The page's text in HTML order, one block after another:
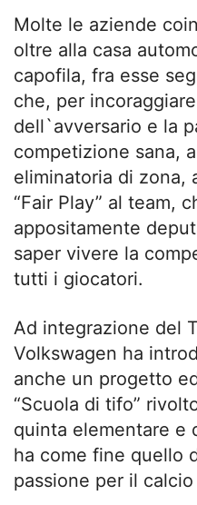
Molte le aziende
oltre alla casa
capofila, fra esse
che, per
dell`avversario e la
competizione sana,
eliminatoria di zona,
“Fair Play” al team,
appositamente
saper vivere la
tutti i giocatori.
Ad integrazione del
Volkswagen ha
anche un progetto
“Scuola di tifo”
quinta elementare e
ha come fine quello
passione per il